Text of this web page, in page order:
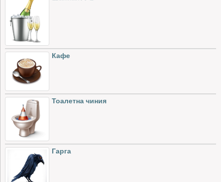
Кафе
Тоалетна чиния
Гарга